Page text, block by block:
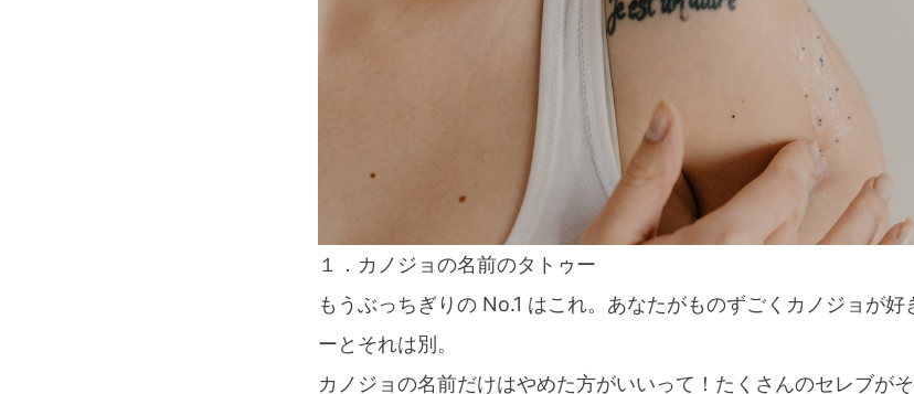
１．カノジョの名前のタトゥー
もうぶっちぎりの No.1 はこれ。あなたがものずごくカノジョが
ーとそれは別。
カノジョの名前だけはやめた方がいいって！たくさんのセレブが